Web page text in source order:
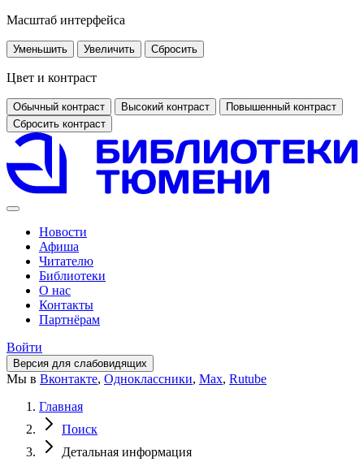
Масштаб интерфейса
Уменьшить Увеличить Сбросить
Цвет и контраст
Обычный контраст Высокий контраст
Повышенный контраст
Сбросить контраст
Новости
Афиша
Читателю
Библиотеки
О нас
Контакты
Партнёрам
Войти
Версия для слабовидящих
Мы в Вконтакте, Одноклассники, Max, Rutube
Главная
Поиск
Детальная информация